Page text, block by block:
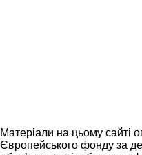
Матеріали на цьому сайті
Європейського фонду за